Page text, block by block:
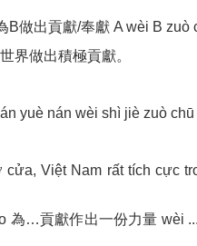
B做出貢獻/奉獻 A wèi B zuò
界做出積極貢獻。
yuè nán wèi shì jiè zuò
cửa, Việt Nam rất tích cực
為…貢獻作出一份力量 wèi